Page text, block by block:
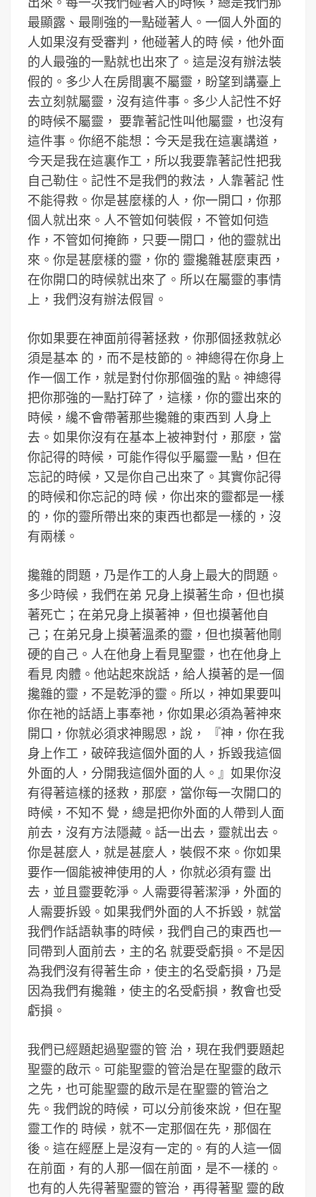
最顯露、最剛強的一點碰著人。一個人外面的
人如果沒有受審判，他碰著人的時 候，他外面
的人最強的一點就也出來了。這是沒有辦法裝
假的。多少人在房間裏不屬靈，盼望到講臺上
去立刻就屬靈，沒有這件事。多少人記性不好
的時候不屬靈， 要靠著記性叫他屬靈，也沒有
這件事。你絕不能想：今天是我在這裏講道，
今天是我在這裏作工，所以我要靠著記性把我
自己勒住。記性不是我們的救法，人靠著記 性
不能得救。你是甚麼樣的人，你一開口，你那
個人就出來。人不管如何裝假，不管如何造
作，不管如何掩飾，只要一開口，他的靈就出
來。你是甚麼樣的靈，你的 靈攙雜甚麼東西，
在你開口的時候就出來了。所以在屬靈的事情
上，我們沒有辦法假冒。
你如果要在神面前得著拯救，你那個拯救就必
須是基本 的，而不是枝節的。神總得在你身上
作一個工作，就是對付你那個強的點。神總得
把你那強的一點打碎了，這樣，你的靈出來的
時候，纔不會帶著那些攙雜的東西到 人身上
去。如果你沒有在基本上被神對付，那麼，當
你記得的時候，可能作得似乎屬靈一點，但在
忘記的時候，又是你自己出來了。其實你記得
的時候和你忘記的時 候，你出來的靈都是一樣
的，你的靈所帶出來的東西也都是一樣的，沒
有兩樣。
攙雜的問題，乃是作工的人身上最大的問題。
多少時候，我們在弟 兄身上摸著生命，但也摸
著死亡；在弟兄身上摸著神，但也摸著他自
己；在弟兄身上摸著溫柔的靈，但也摸著他剛
硬的自己。人在他身上看見聖靈，也在他身上
看見 肉體。他站起來說話，給人摸著的是一個
攙雜的靈，不是乾淨的靈。所以，神如果要叫
你在祂的話語上事奉祂，你如果必須為著神來
開口，你就必須求神賜恩，說， 『神，你在我
身上作工，破碎我這個外面的人，拆毀我這個
外面的人，分開我這個外面的人。』如果你沒
有得著這樣的拯救，那麼，當你每一次開口的
時候，不知不 覺，總是把你外面的人帶到人面
前去，沒有方法隱藏。話一出去，靈就出去。
你是甚麼人，就是甚麼人，裝假不來。你如果
要作一個能被神使用的人，你就必須有靈 出
去，並且靈要乾淨。人需要得著潔淨，外面的
人需要拆毀。如果我們外面的人不拆毀，就當
我們作話語執事的時候，我們自己的東西也一
同帶到人面前去，主的名 就要受虧損。不是因
為我們沒有得著生命，使主的名受虧損，乃是
因為我們有攙雜，使主的名受虧損，教會也受
虧損。
我們已經題起過聖靈的管 治，現在我們要題起
聖靈的啟示。可能聖靈的管治是在聖靈的啟示
之先，也可能聖靈的啟示是在聖靈的管治之
先。我們說的時候，可以分前後來說，但在聖
靈工作的 時候，就不一定那個在先，那個在
後。這在經歷上是沒有一定的。有的人這一個
在前面，有的人那一個在前面，是不一樣的。
也有的人先得著聖靈的管治，再得著聖 靈的啟